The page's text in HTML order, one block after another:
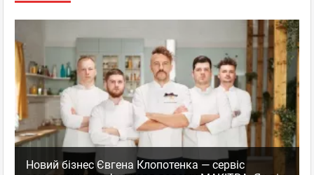
Новий бізнес Євгена Клопотенка — сервіс